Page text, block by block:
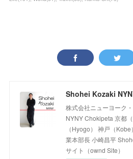
Shohei Kozaki
株式会社ニューヨーク
NYNY Chokipeta 京都
（Hyogo） 神戸（
業本部長 小崎昌平
サイト（ownd Site）